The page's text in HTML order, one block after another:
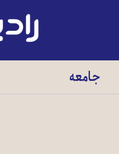
رادیو
زمانه
جامعه